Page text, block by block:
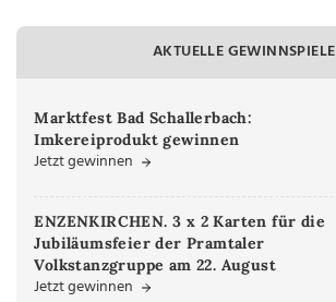
AKTUELLE GEWINNSPIELE
Marktfest Bad Schallerbach:
Imkereiprodukt gewinnen
Jetzt gewinnen
ENZENKIRCHEN. 3 x 2 Karten für die
Jubiläumsfeier der Pramtaler
Volkstanzgruppe am 22. August
Jetzt gewinnen